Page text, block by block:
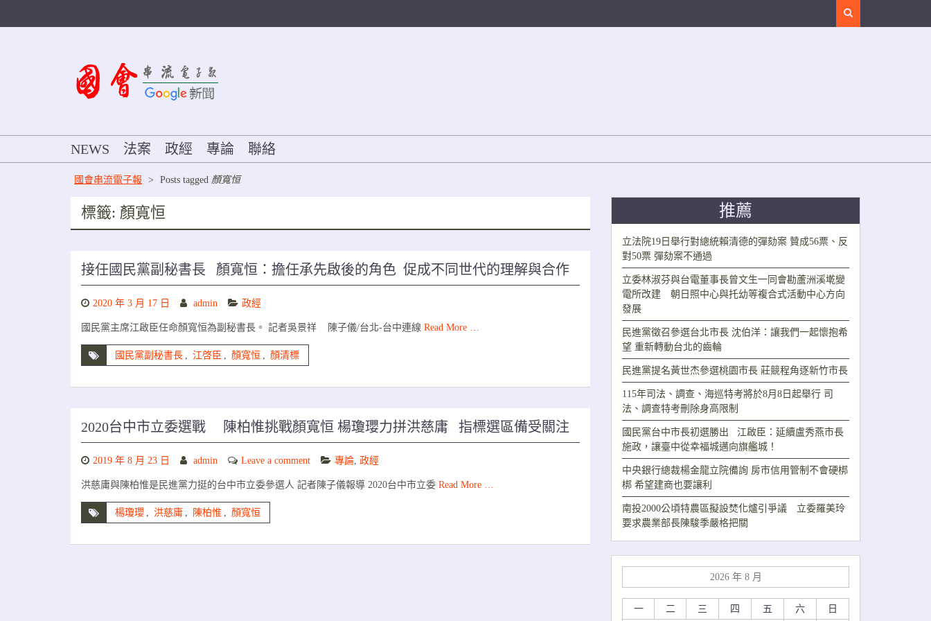
NEWS 法案 政經 專論 聯絡
國會串流電子報 > Posts tagged 顏寬恒
標籤: 顏寬恒
接任國民黨副秘書長 顏寬恒：擔任承先啟後的角色 促成不同世代的理解與合作
2020 年 3 月 17 日 admin 政經
國民黨主席江啟臣任命顏寬恒為副秘書長。 記者吳景祥 陳子儀/台北-台中連線 Read More …
國民黨副秘書長 , 江啓臣 , 顏寬恒 , 顏清標
2020台中市立委選戰 陳柏惟挑戰顏寬恒 楊瓊瓔力拼洪慈庸 指標選區備受關注
2019 年 8 月 23 日 admin Leave a comment 專論, 政經
洪慈庸與陳柏惟是民進黨力挺的台中市立委參選人 記者陳子儀報導 2020台中市立委 Read More …
楊瓊瓔 , 洪慈庸 , 陳柏惟 , 顏寬恒
推薦
立法院19日舉行對總統賴清德的彈劾案 贊成56票、反
對50票 彈劾案不通過
立委林淑芬與台電董事長曾文生一同會勘蘆洲溪墘變
電所改建 朝日照中心與托幼等複合式活動中心方向
發展
民進黨徵召參選台北市長 沈伯洋：讓我們一起懷抱希
望 重新轉動台北的齒輪
民進黨提名黃世杰參選桃園市長 莊競程角逐新竹市長
115年司法、調查、海巡特考將於8月8日起舉行 司
法、調查特考刪除身高限制
國民黨台中市長初選勝出 江啟臣：延續盧秀燕市長
施政，讓臺中從幸福城邁向旗艦城！
中央銀行總裁楊金龍立院備詢 房市信用管制不會硬梆
梆 希望建商也要讓利
南投2000公頃特農區擬設焚化爐引爭議 立委羅美玲
要求農業部長陳駿季嚴格把關
2026 年 8 月
一 二 三 四 五 六 日